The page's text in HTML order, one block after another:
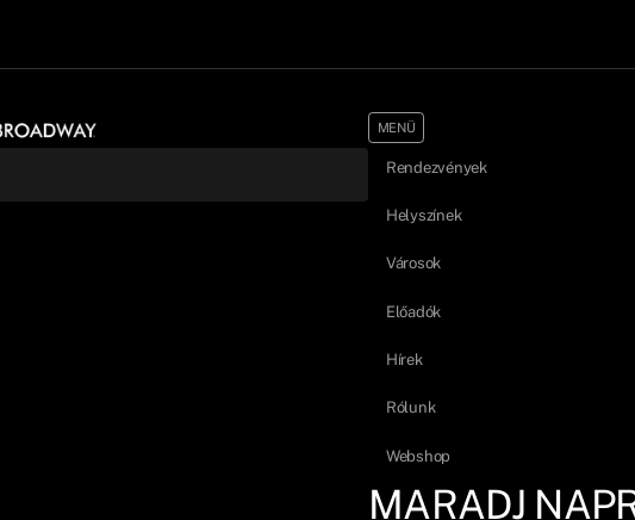
MENÜ
Rendezvények
Helyszínek
Városok
Előadók
Hírek
Rólunk
Webshop
MARADJ